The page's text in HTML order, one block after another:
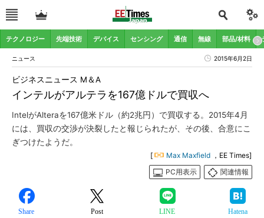
テクノロジー 先端技術 デバイス センシング 通信 無線 部品/材料
ニュース 2015年6月2日
インテルがアルテラを167億ドルで買収へ
ビジネスニュース M＆A
IntelがAlteraを167億米ドル（約2兆円）で買収する。2015年4月
には、買収の交渉が決裂したと報じられたが、その後、合意にこ
ぎつけたようだ。
[ Max Maxfield ，EE Times]
PC用表示
関連情報
Share Post LINE Hatena